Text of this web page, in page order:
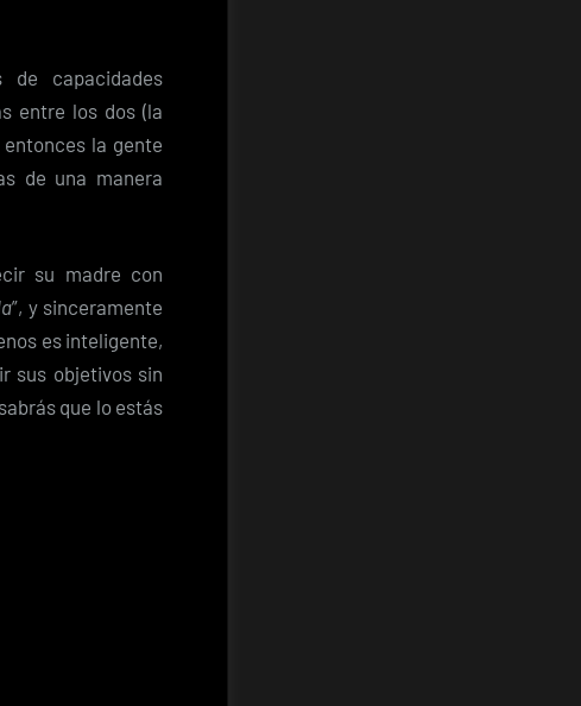
de capacidades
entre los dos (la
entonces la gente
de una manera
su madre con
”, y sinceramente
es inteligente,
sus objetivos sin
que lo estás